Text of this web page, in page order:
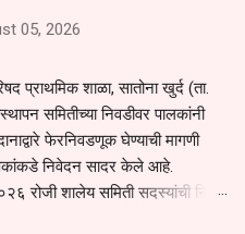
05, 2026
प्राथमिक शाळा, सातोना खुर्द (ता.
समितीच्या निवडीवर पालकांनी
फेरनिवडणूक घेण्याची मागणी
निवेदन सादर केले आहे.
रोजी शालेय समिती सदस्यांची निवड